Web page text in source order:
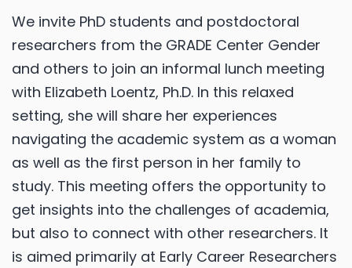
We invite PhD students and postdoctoral
researchers from the GRADE Center Gender
and others to join an informal lunch meeting
with Elizabeth Loentz, Ph.D. In this relaxed
setting, she will share her experiences
navigating the academic system as a woman
as well as the first person in her family to
study. This meeting offers the opportunity to
get insights into the challenges of academia,
but also to connect with other researchers. It
is aimed primarily at Early Career Researchers